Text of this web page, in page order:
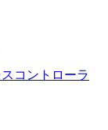
コントローラ